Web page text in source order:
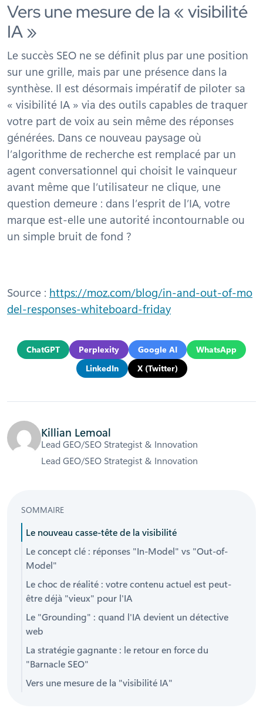
Vers une mesure de la « visibilité
IA »
Le succès SEO ne se définit plus par une position
sur une grille, mais par une présence dans la
synthèse. Il est désormais impératif de piloter sa
« visibilité IA » via des outils capables de traquer
votre part de voix au sein même des réponses
générées. Dans ce nouveau paysage où
l’algorithme de recherche est remplacé par un
agent conversationnel qui choisit le vainqueur
avant même que l’utilisateur ne clique, une
question demeure : dans l’esprit de l’IA, votre
marque est-elle une autorité incontournable ou
un simple bruit de fond ?
Source : https://moz.com/blog/in-and-out-of-mo
del-responses-whiteboard-friday
ChatGPT Perplexity Google AI
WhatsApp
LinkedIn
X (Twitter)
Killian Lemoal
Lead GEO/SEO Strategist & Innovation
Lead GEO/SEO Strategist & Innovation
SOMMAIRE
Le nouveau casse-tête de la visibilité
Le concept clé : réponses "In-Model" vs "Out-of-
Model"
Le choc de réalité : votre contenu actuel est peut-
être déjà "vieux" pour l'IA
Le "Grounding" : quand l'IA devient un détective
web
La stratégie gagnante : le retour en force du
"Barnacle SEO"
Vers une mesure de la "visibilité IA"